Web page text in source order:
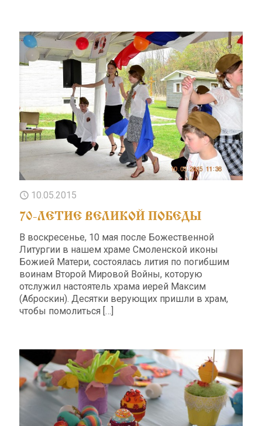
10.05.2015
70-ЛЕТИЕ ВЕЛИКОЙ ПОБЕДЫ
В воскресенье, 10 мая после Божественной
Литургии в нашем храме Смоленской иконы
Божией Матери, состоялась лития по погибшим
воинам Второй Мировой Войны, которую
отслужил настоятель храма иерей Максим
(Аброскин). Десятки верующих пришли в храм,
чтобы помолиться […]